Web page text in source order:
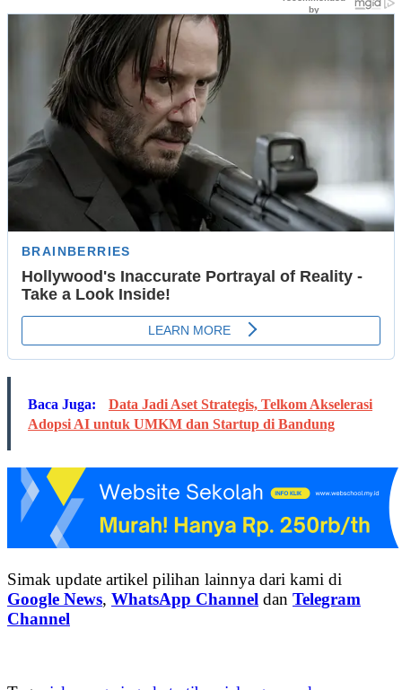
Baca Juga:
Data Jadi Aset Strategis, Telkom Akselerasi
Adopsi AI untuk UMKM dan Startup di Bandung
Simak update artikel pilihan lainnya dari kami di
Google News, WhatsApp Channel dan Telegram
Channel